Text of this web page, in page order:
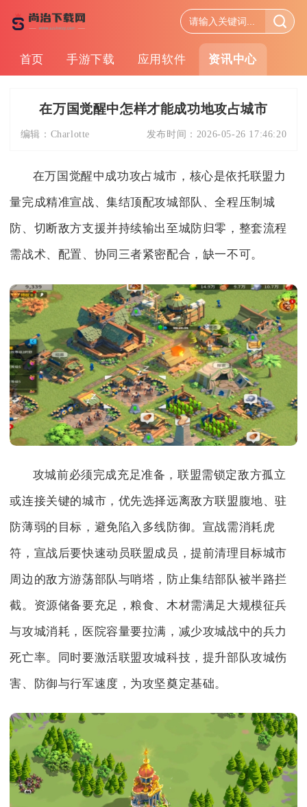
首页 手游下载 应用软件 资讯中心
在万国觉醒中怎样才能成功地攻占城市
编辑： Charlotte 发布时间： 2026-05-26 17:46:20
在万国觉醒中成功攻占城市，核心是依托联盟力
量完成精准宣战、集结顶配攻城部队、全程压制城
防、切断敌方支援并持续输出至城防归零，整套流程
需战术、配置、协同三者紧密配合，缺一不可。
攻城前必须完成充足准备，联盟需锁定敌方孤立
或连接关键的城市，优先选择远离敌方联盟腹地、驻
防薄弱的目标，避免陷入多线防御。宣战需消耗虎
符，宣战后要快速动员联盟成员，提前清理目标城市
周边的敌方游荡部队与哨塔，防止集结部队被半路拦
截。资源储备要充足，粮食、木材需满足大规模征兵
与攻城消耗，医院容量要拉满，减少攻城战中的兵力
死亡率。同时要激活联盟攻城科技，提升部队攻城伤
害、防御与行军速度，为攻坚奠定基础。